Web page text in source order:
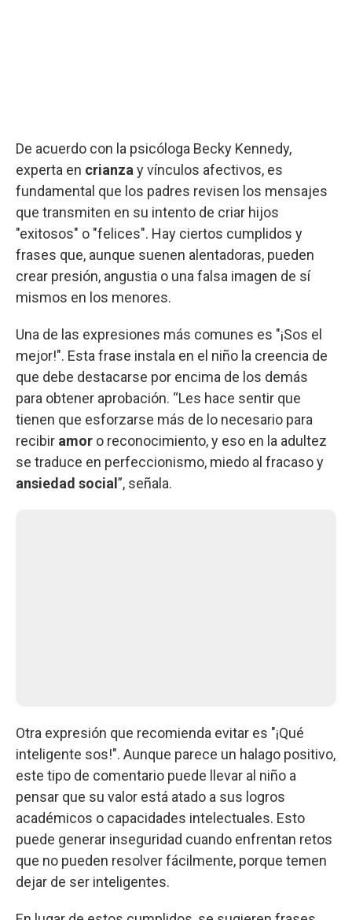
De acuerdo con la psicóloga Becky Kennedy,
experta en crianza y vínculos afectivos, es
fundamental que los padres revisen los mensajes
que transmiten en su intento de criar hijos
"exitosos" o "felices". Hay ciertos cumplidos y
frases que, aunque suenen alentadoras, pueden
crear presión, angustia o una falsa imagen de sí
mismos en los menores.
Una de las expresiones más comunes es "¡Sos el
mejor!". Esta frase instala en el niño la creencia de
que debe destacarse por encima de los demás
para obtener aprobación. “Les hace sentir que
tienen que esforzarse más de lo necesario para
recibir amor o reconocimiento, y eso en la adultez
se traduce en perfeccionismo, miedo al fracaso y
ansiedad social ”, señala.
Otra expresión que recomienda evitar es "¡Qué
inteligente sos!". Aunque parece un halago positivo,
este tipo de comentario puede llevar al niño a
pensar que su valor está atado a sus logros
académicos o capacidades intelectuales. Esto
puede generar inseguridad cuando enfrentan retos
que no pueden resolver fácilmente, porque temen
dejar de ser inteligentes.